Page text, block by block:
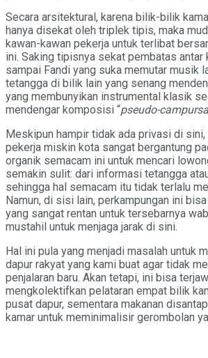
Secara arsitektural, karena bilik-bilik
hanya disekat oleh triplek tipis, maka
kawan-kawan pekerja untuk terlibat
ini. Saking tipisnya sekat pembatas antar
sampai Fandi yang suka memutar musik
tetangga di bilik lain yang senang
yang membunyikan instrumental klasik
mendengar komposisi “pseudo-
Meskipun hampir tidak ada privasi di
pekerja miskin kota sangat bergantung
organik semacam ini untuk mencari
semakin sulit: dari informasi tetangga
sehingga hal semacam itu tidak terlalu
Namun, di sisi lain, perkampungan ini
yang sangat rentan untuk tersebarnya
mustahil untuk menjaga jarak di sini.
Hal ini pula yang menjadi masalah untuk
dapur rakyat yang kami buat agar tidak
penjalaran baru. Akan tetapi, ini bisa
mengkolektifkan pelataran empat bilik
pusat dapur, sementara makanan
kamar untuk meminimalisir gerombolan